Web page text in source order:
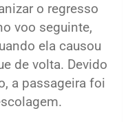
o regresso
voo seguinte,
ela causou
de volta. Devido
a passageira foi